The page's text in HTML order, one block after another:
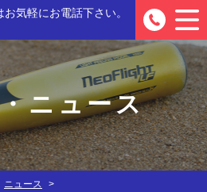
お気軽にお電話下さい。
ニュース
ニュース
>